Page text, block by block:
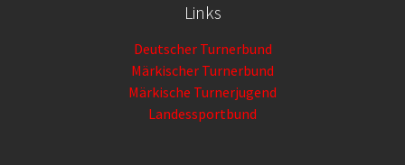
Links
Deutscher Turnerbund
Märkischer Turnerbund
Märkische Turnerjugend
Landessportbund